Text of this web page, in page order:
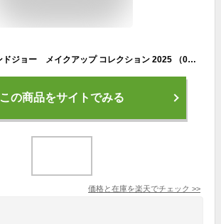
【予約】ポールアンドジョー メイクアップ コレクション 2025 （001） 11月1日より順次発送 クリスマスコフレ 2025 ギフト プレゼント クリスマス 彼女 家族
この商品をサイトでみる
価格と在庫を楽天でチェック >>